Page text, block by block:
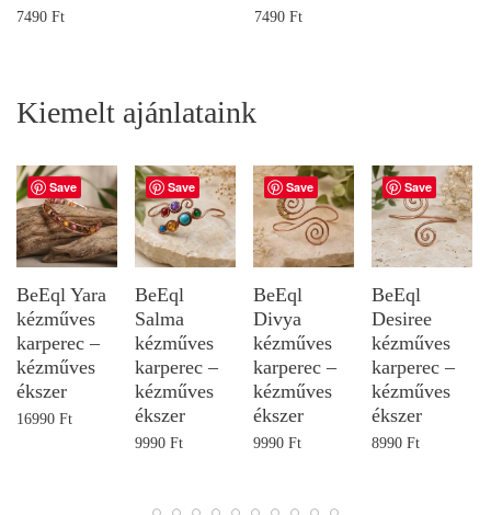
7490 Ft 7490Ft
Kiemelt ajánlataink
Save
BeEql Yara
kézműves
karperec –
kézműves
ékszer
16990 Ft
Save
BeEql
Salma
kézműves
karperec –
kézműves
ékszer
9990Ft
Save
BeEql
Divya
kézműves
karperec –
kézműves
ékszer
9990Ft
Save
BeEql
Desiree
kézműves
karperec –
kézműves
ékszer
8990Ft